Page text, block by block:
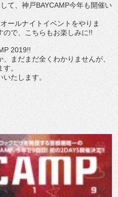
て、神戸BAYCAMP今年も開催い
ールナイトイベントをやりま
で、こちらもお楽しみに!!
2019!!
まだまだ全くわかりませんが、
。
たします。